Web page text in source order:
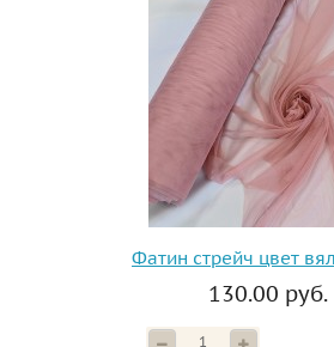
Фатин стрейч цвет
130.00 руб.